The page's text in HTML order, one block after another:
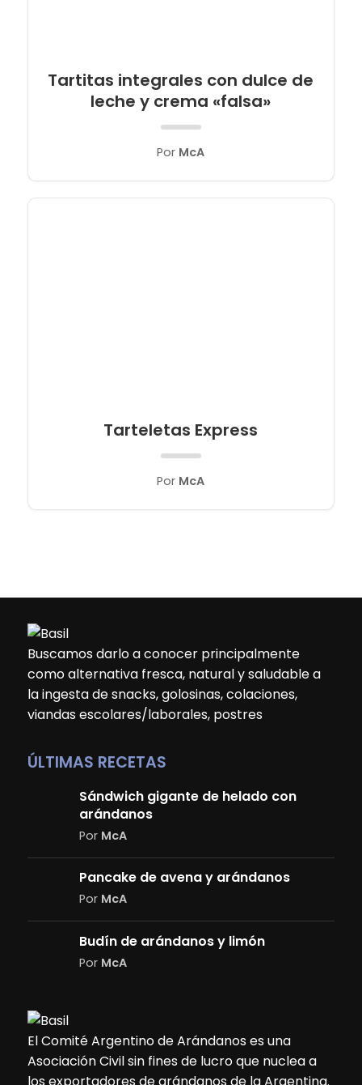
Tartitas integrales con dulce de
leche y crema «falsa»
Por McA
Tarteletas Express
Por McA
Buscamos darlo a conocer principalmente
como alternativa fresca, natural y saludable a
la ingesta de snacks, golosinas, colaciones,
viandas escolares/laborales, postres
ÚLTIMAS RECETAS
Sándwich gigante de helado con
arándanos
Por McA
Pancake de avena y arándanos
Por McA
Budín de arándanos y limón
Por McA
El Comité Argentino de Arándanos es una
Asociación Civil sin fines de lucro que nuclea a
los exportadores de arándanos de la Argentina.